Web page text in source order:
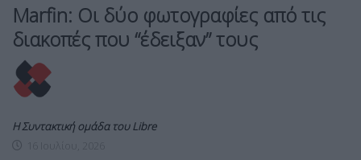
Marfin: Οι δύο φωτογραφίες από τις
διακοπές που “έδειξαν” τους
Η Συντακτική ομάδα του Libre